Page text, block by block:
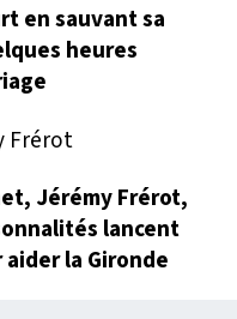
en sauvant sa
heures
Jérémy Frérot,
lancent
la Gironde